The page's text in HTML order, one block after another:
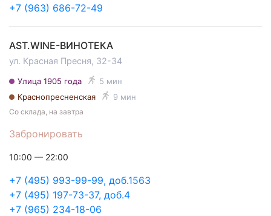
+7 (963) 686-72-49
AST.WINE-ВИНОТЕКА
ул. Красная Пресня, 32-34
Улица 1905 года
5 мин
Краснопресненская
9 мин
Забронировать
Со склада, на завтра
+7 (495) 993-99-99, доб.1563
+7 (495) 197-73-37, доб.4
+7 (965) 234-18-06
10:00 — 22:00